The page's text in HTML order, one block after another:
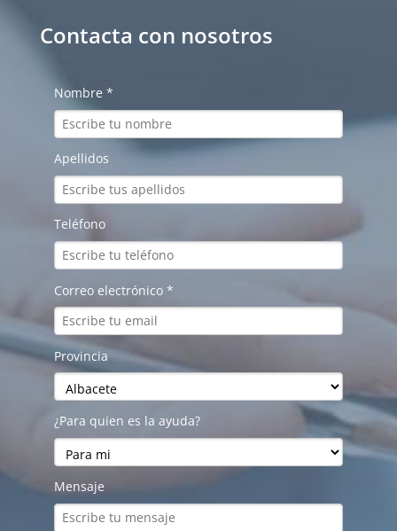
Contacta con nosotros